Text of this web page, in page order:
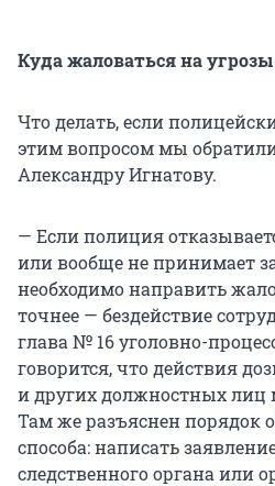
Куда жаловаться на
Что делать, если
этим вопросом мы
Александру Игнатову.
— Если полиция
или вообще не принимает
необходимо направить
точнее — бездействие
глава № 16 уголовно-
говорится, что действия
и других должностных лиц
Там же разъяснен порядок
способа: написать
следственного органа или